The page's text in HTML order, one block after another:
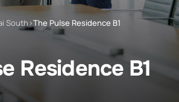
South›The Pulse Residence B1
Residence B1